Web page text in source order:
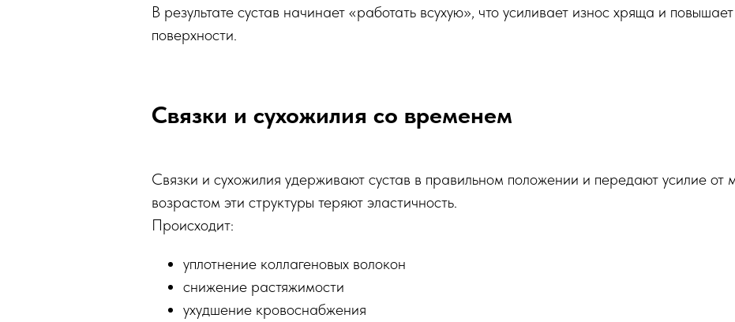
В результате сустав начинает «работать всухую», что усиливает износ хряща и
поверхности.
Связки и сухожилия со временем
Связки и сухожилия удерживают сустав в правильном положении и передают усилие от
возрастом эти структуры теряют эластичность.
Происходит:
уплотнение коллагеновых волокон
снижение растяжимости
ухудшение кровоснабжения